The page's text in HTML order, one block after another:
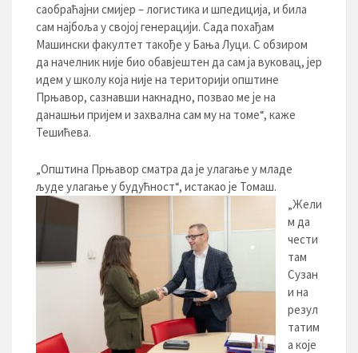
саобраћајни смијер – логистика и шпедиција, и била
сам најбоља у својој генерацији. Сада похађам
Машински факултет такође у Бања Луци. С обзиром
да начелник није био обавјештен да сам ја вуковац, јер
идем у школу која није на територији општине
Прњавор, сазнавши накнадно, позвао ме је на
данашњи пријем и захвална сам му на томе“, каже
Тешићева.
„Општина Прњавор сматра да је улагање у младе
људе улагање у будућност“, истакао је Томаш.
„Жели
м да
чести
там
Сузан
и на
резул
татим
а које